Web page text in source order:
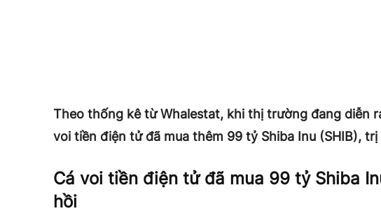
Theo thống kê từ Whalestat, khi thị trường đang diễn
voi tiền điện tử đã mua thêm 99 tỷ Shiba Inu (SHIB), trị
Cá voi tiền điện tử đã mua 99 tỷ Shiba
hồi